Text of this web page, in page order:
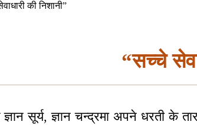
की निशानी”
“सच्चे
सूर्य, ज्ञान चन्द्रमा अपने धरती के